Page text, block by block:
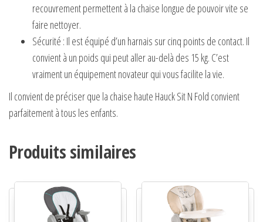
recouvrement permettent à la chaise longue de pouvoir vite se
faire nettoyer.
Sécurité : Il est équipé d’un harnais sur cinq points de contact. Il
convient à un poids qui peut aller au-delà des 15 kg. C’est
vraiment un équipement novateur qui vous facilite la vie.
Il convient de préciser que la chaise haute Hauck Sit N Fold convient
parfaitement à tous les enfants.
Produits similaires